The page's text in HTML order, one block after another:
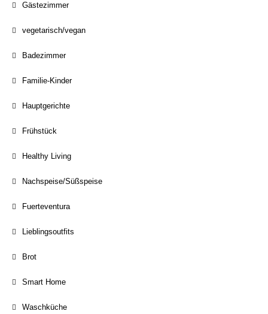
Gästezimmer
vegetarisch/vegan
Badezimmer
Familie-Kinder
Hauptgerichte
Frühstück
Healthy Living
Nachspeise/Süßspeise
Fuerteventura
Lieblingsoutfits
Brot
Smart Home
Waschküche